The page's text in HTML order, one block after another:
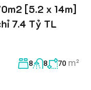
[5.2 x 14m]
7.4 Tỷ TL
8 8 70 m²